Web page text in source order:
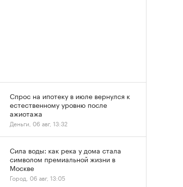
Спрос на ипотеку в июле вернулся к
естественному уровню после
ажиотажа
Деньги, 06 авг, 13:32
Сила воды: как река у дома стала
символом премиальной жизни в
Москве
Город, 06 авг, 13:05